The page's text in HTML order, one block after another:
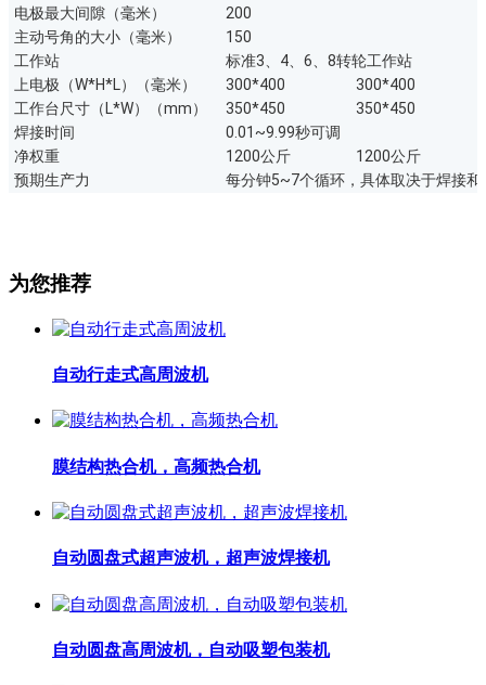
电极最大间隙（毫米）
200
主动号角的大小（毫米）
150
工作站
标准3、4、6、8转轮工作站
上电极（W*H*L）（毫米）
300*400 300*400
工作台尺寸（L*W）（mm）
350*450 350*450
焊接时间
0.01~9.99秒可调
净权重
1200公斤 1200公斤
预期生产力
每分钟5~7个循环，具体取决于焊接
为您推荐
自动行走式高周波机
膜结构热合机，高频热合机
自动圆盘式超声波机，超声波焊接机
自动圆盘高周波机，自动吸塑包装机